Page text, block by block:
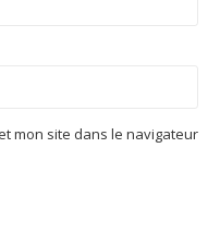
mon site dans le navigateur